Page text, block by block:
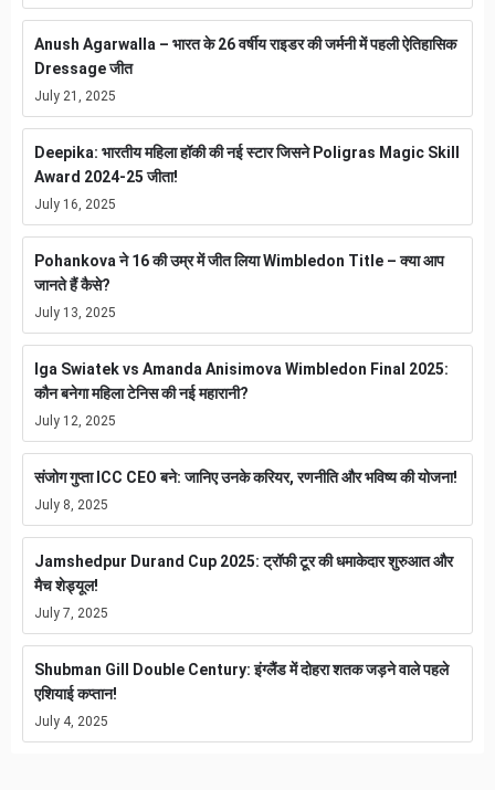
Anush Agarwalla – भारत के 26 वर्षीय राइडर की जर्मनी में पहली ऐतिहासिक
Dressage जीत
July 21, 2025
Deepika: भारतीय महिला हॉकी की नई स्टार जिसने Poligras Magic Skill
Award 2024-25 जीता!
July 16, 2025
Pohankova ने 16 की उम्र में जीत लिया Wimbledon Title – क्या आप
जानते हैं कैसे?
July 13, 2025
Iga Swiatek vs Amanda Anisimova Wimbledon Final 2025:
कौन बनेगा महिला टेनिस की नई महारानी?
July 12, 2025
संजोग गुप्ता ICC CEO बने: जानिए उनके करियर, रणनीति और भविष्य की योजना!
July 8, 2025
Jamshedpur Durand Cup 2025: ट्रॉफी टूर की धमाकेदार शुरुआत और
मैच शेड्यूल!
July 7, 2025
Shubman Gill Double Century: इंग्लैंड में दोहरा शतक जड़ने वाले पहले
एशियाई कप्तान!
July 4, 2025